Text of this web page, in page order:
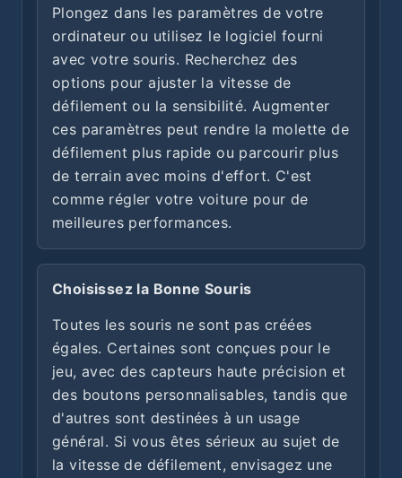
Plongez dans les paramètres de votre
ordinateur ou utilisez le logiciel fourni
avec votre souris. Recherchez des
options pour ajuster la vitesse de
défilement ou la sensibilité. Augmenter
ces paramètres peut rendre la molette de
défilement plus rapide ou parcourir plus
de terrain avec moins d'effort. C'est
comme régler votre voiture pour de
meilleures performances.
Choisissez la Bonne Souris
Toutes les souris ne sont pas créées
égales. Certaines sont conçues pour le
jeu, avec des capteurs haute précision et
des boutons personnalisables, tandis que
d'autres sont destinées à un usage
général. Si vous êtes sérieux au sujet de
la vitesse de défilement, envisagez une